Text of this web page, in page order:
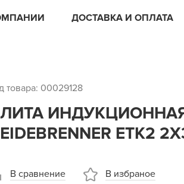
ДОСТАВКА И ОПЛАТА
товара: 00029128
ETK2
В сравнение В избраное